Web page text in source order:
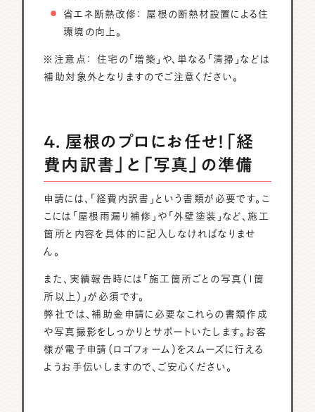
省エネ断熱改修： 屋根の断熱材設置による住
環境の向上。
※注意点： 住宅の「増築」や、単なる「清掃」などは
補助対象外となりますのでご注意ください。
4. 屋根のプロにお任せ！「経
費内訳書」と「写真」の準備
申請には、「経費内訳書」という書類が必要です。こ
こには「屋根雨漏り補修」や「外壁塗装」など、施工
箇所と内容を具体的に記入しなければなりませ
ん。
また、実績報告時には「施工箇所ごとの写真（1箇
所以上）」が必須です。
弊社では、補助金申請に必要なこれらの書類作成
や写真撮影をしっかりとサポートいたします。お客
様が電子申請（ロゴフォーム）をスムーズに行える
ようお手伝いしますので、ご安心ください。